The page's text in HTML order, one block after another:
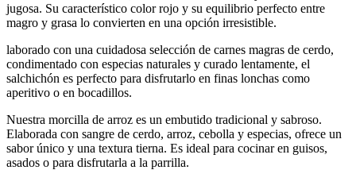
jugosa. Su característico color rojo y su equilibrio perfecto entre
magro y grasa lo convierten en una opción irresistible.
laborado con una cuidadosa selección de carnes magras de cerdo,
condimentado con especias naturales y curado lentamente, el
salchichón es perfecto para disfrutarlo en finas lonchas como
aperitivo o en bocadillos.
Nuestra morcilla de arroz es un embutido tradicional y sabroso.
Elaborada con sangre de cerdo, arroz, cebolla y especias, ofrece un
sabor único y una textura tierna. Es ideal para cocinar en guisos,
asados o para disfrutarla a la parrilla.